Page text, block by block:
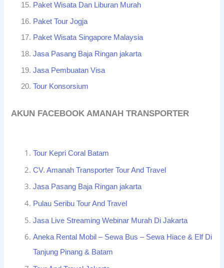
Paket Wisata Dan Liburan Murah
Paket Tour Jogja
Paket Wisata Singapore Malaysia
Jasa Pasang Baja Ringan jakarta
Jasa Pembuatan Visa
Tour Konsorsium
AKUN FACEBOOK AMANAH TRANSPORTER
Tour Kepri Coral Batam
CV. Amanah Transporter Tour And Travel
Jasa Pasang Baja Ringan jakarta
Pulau Seribu Tour And Travel
Jasa Live Streaming Webinar Murah Di Jakarta
Aneka Rental Mobil – Sewa Bus – Sewa Hiace & Elf Di
Tanjung Pinang & Batam